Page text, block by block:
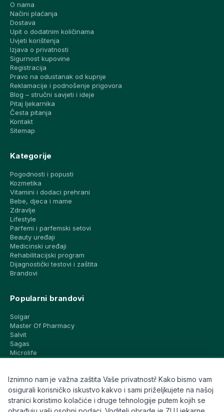
O nama
Načini plaćanja
Dostava
Upit o dodatnim količinama
Uvjeti korištenja
Izjava o privatnosti
Sigurnost kupovine
Registracija
Pravo na odustanak od kupnje
Reklamacije i podnošenje prigovora
Blog – stručni savjeti i ideje
Pitaj ljekarnika
Česta pitanja
Kontakt
Sitemap
Kategorije
Pogodnosti i popusti
Kozmetika
Vitamini i dodaci prehrani
Bebe, djeca i mame
Zdravlje
Lifestyle
Parfemi i parfemski setovi
Beauty uređaji
Medicinski uređaji
Rehabilitacijski program
Dijagnostički testovi i zaštita
Brandovi
Popularni brandovi
Solgar
Master Of Pharmacy
Salvit
Sagas
Microlife
CeraVe
Eucerin
Avene
Bioderma
Iznimno nam je važna zaštita Vaše privatnosti! Kako bismo vam
osigurali korisničko iskustvo kakvo i sami priželjkujete na našoj
stranici koristimo kolačiće i druge tehnologije putem kojih se